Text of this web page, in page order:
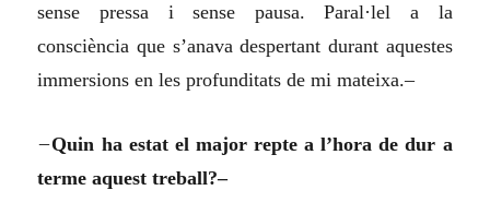
sense pressa i sense pausa. Paral·lel a la
consciència que s’anava despertant durant aquestes
immersions en les profunditats de mi mateixa.–
–Quin ha estat el major repte a l’hora de dur a
terme aquest treball?–